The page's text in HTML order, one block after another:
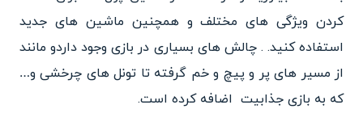
کردن ویژگی های مختلف و همچنین ماشین های جدید
استفاده کنید. . چالش های بسیاری در بازی وجود داردو مانند
از مسیر های پر و پیچ و خم گرفته تا تونل های چرخشی و…
که به بازی جذابیت اضافه کرده است.